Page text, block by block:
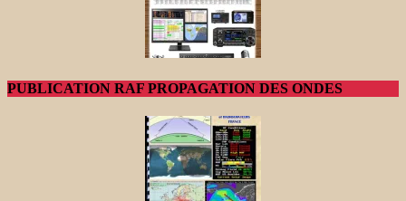
PUBLICATION RAF PROPAGATION DES ONDES